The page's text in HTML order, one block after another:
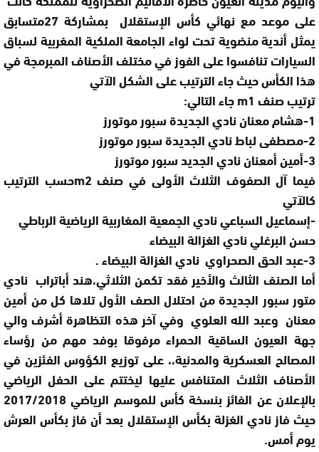
على موعد مع نهائي كأس الإستقلال بمشاركة 27متسابق
يمثل أندية منضوية تحت لواء الجامعة الملكية المغربية لسباق
السيارات تنافسوا على الفوز في مختلف الأصناف المبرمجة في
هذا الكأس حيث جاء الترتيب على الشكل الآتي
ترتيب صنف m1 جاء التالي:
1-هشام معنان نادي الجديدة سبور موتورز
2-مصطفى لباط نادي الجديدة سبور موتورز
3-أمين أمعنان نادي الجديد سبور موتورز
فيما آل الصفوف الثلاث الأولى في صنف m2حسب الترتيب
كالآتي
-إسماعيل السباعي نادي الجمعية المغاربية الرياضية الرباطي
حسن البرغلي نادي الغزالة البيضاء
3-عبد الحق الصحراوي نادي الغزالة البيضاء .
أما الصنف الثالث والأخير فقد تكمن الثلاثي،هند أباتراب نادي
متور سبور الجديدة من احتلال الصف الأول تلاها كل من أمين
معنان وعبد الله العلوي وفي آخر هذه التظاهرة أشرف والي
جهة العيون الساقية الحمراء مرفوقا بوفد مهم من رؤساء
المصالح العسكرية والمدنية،، على توزيع الكؤوس الفئزين في
الأصناف الثلاث المتنافس عليها ليختتم على الحفل الرياضي
بالإعلان عن الفائز بنسخة كأس للموسم الرياضي 2017/2018
حيث فاز نادي الغزلة بكأس الإستقلال بعد أن فاز بكأس العرش
يوم أمس.